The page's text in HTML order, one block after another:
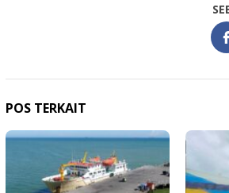
POS TERKAIT